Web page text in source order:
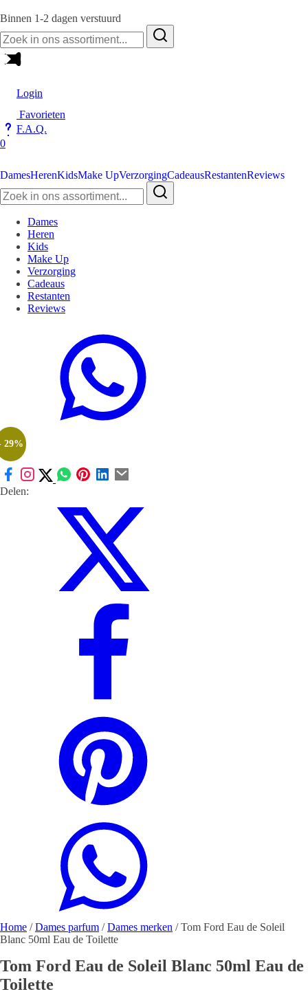
Binnen 1-2 dagen verstuurd
Zoeken
naar:
Login
Favorieten
F.A.Q.
0
DamesHerenKidsMake UpVerzorgingCadeausRestantenReviews
Zoeken
naar:
Dames
Heren
Kids
Make Up
Verzorging
Cadeaus
Restanten
Reviews
29%
Delen:
Home /Dames parfum /Dames merken / Tom Ford Eau de Soleil
Blanc 50ml Eau de Toilette
Tom Ford Eau de Soleil Blanc 50ml Eau de
Toilette